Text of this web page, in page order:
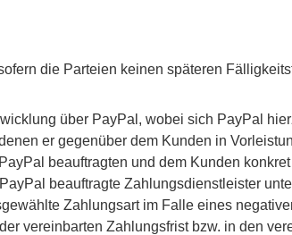
die Parteien keinen späteren
über PayPal, wobei sich PayPal
er gegenüber dem Kunden in
beauftragten und dem Kunden
beauftragte Zahlungsdienstleister
Zahlungsart im Falle eines
vereinbarten Zahlungsfrist bzw. in den